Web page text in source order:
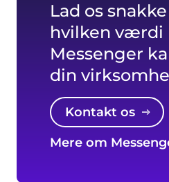
Lad os
hvilken værdi
Messenger
din
Kontakt os
Mere om